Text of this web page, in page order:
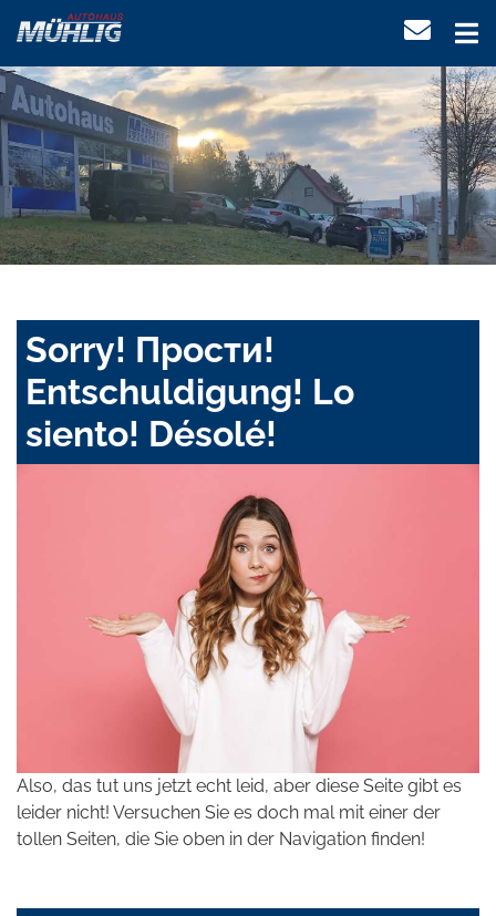
Sorry! Прости!
Entschuldigung! Lo
siento! Désolé!
Also, das tut uns jetzt echt leid, aber diese Seite gibt es
leider nicht! Versuchen Sie es doch mal mit einer der
tollen Seiten, die Sie oben in der Navigation finden!